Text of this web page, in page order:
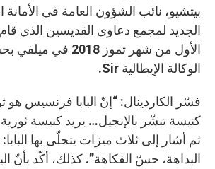
بيتشيو، نائب الشؤون العامة في الأمانة
الجديد لمجمع دعاوى القديسين الذي
الأول من شهر تموز
الوكالة الإيطالية Sir.
فسّر الكاردينال: “إنّ البابا فرنسيس هو
كنيسة تبشّر بالإنجيل… يريد كنيسة
ثم أشار إلى ثلاث ميزات يتحلّى بها
البداهة، حسّ الفكاهة”. كذلك، أكّد بأنّ